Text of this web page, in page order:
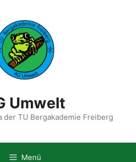
Umwelt
der TU Bergakademie Freiberg
Menü